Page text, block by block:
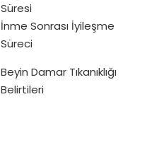
Süresi
İnme Sonrası İyileşme
Süreci
Beyin Damar Tıkanıklığı
Belirtileri